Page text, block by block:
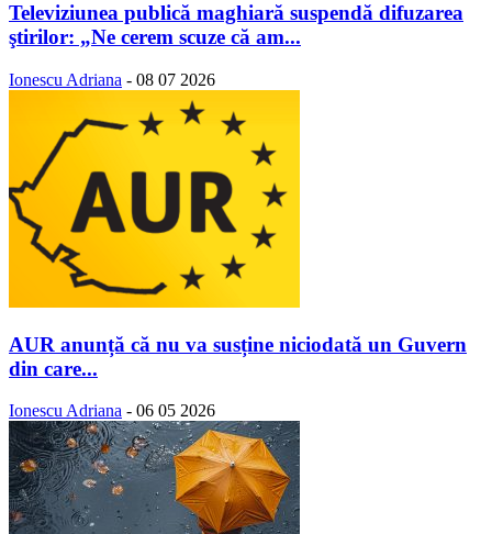
Televiziunea publică maghiară suspendă difuzarea
ştirilor: „Ne cerem scuze că am...
Ionescu Adriana - 08 07 2026
AUR anunță că nu va susține niciodată un Guvern
din care...
Ionescu Adriana - 06 05 2026